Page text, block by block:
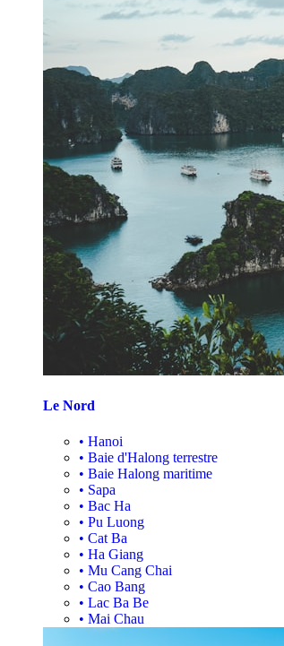
Le Nord
• Hanoi
• Baie d'Halong terrestre
• Baie Halong maritime
• Sapa
• Bac Ha
• Pu Luong
• Cat Ba
• Ha Giang
• Mu Cang Chai
• Cao Bang
• Lac Ba Be
• Mai Chau